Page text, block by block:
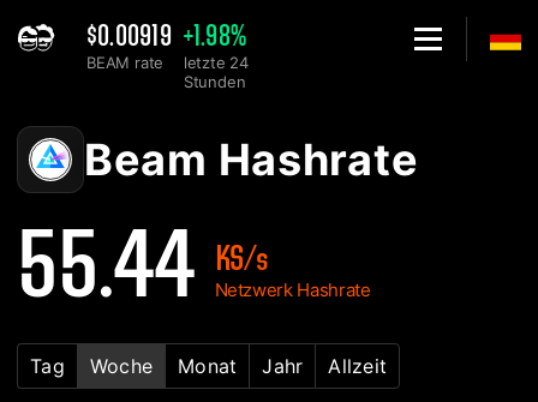
$0.00919
BEAM rate
+1.98%
letzte 24
Stunden
Beam Netzwerk Hashrate Chart - 2Miners
Beam Hashrate
55.44 KS/s
Netzwerk Hashrate
Tag Woche Monat Jahr Allzeit